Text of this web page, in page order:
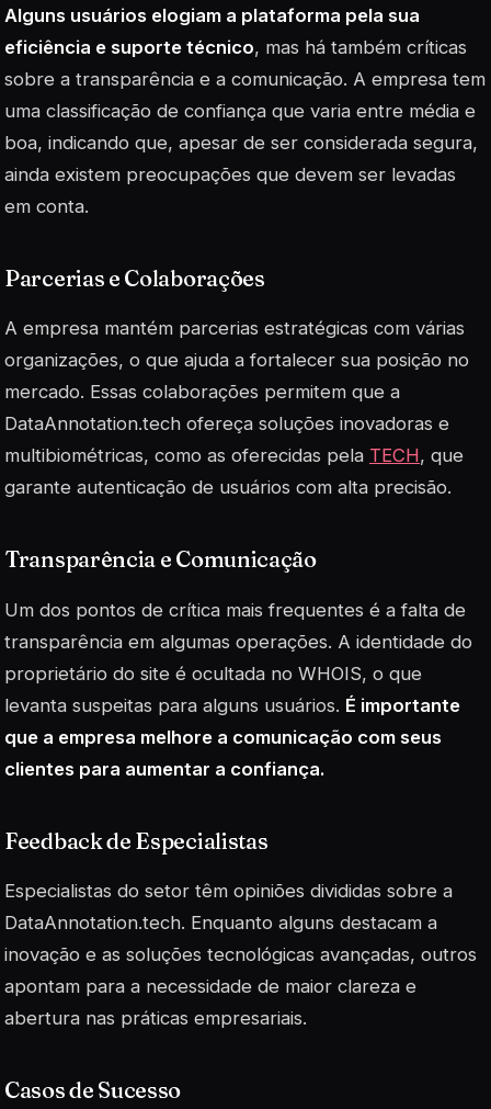
Alguns usuários elogiam a plataforma pela sua
eficiência e suporte técnico, mas há também críticas
sobre a transparência e a comunicação. A empresa tem
uma classificação de confiança que varia entre média e
boa, indicando que, apesar de ser considerada segura,
ainda existem preocupações que devem ser levadas
em conta.
Parcerias e Colaborações
A empresa mantém parcerias estratégicas com várias
organizações, o que ajuda a fortalecer sua posição no
mercado. Essas colaborações permitem que a
DataAnnotation.tech ofereça soluções inovadoras e
multibiométricas, como as oferecidas pela TECH, que
garante autenticação de usuários com alta precisão.
Transparência e Comunicação
Um dos pontos de crítica mais frequentes é a falta de
transparência em algumas operações. A identidade do
proprietário do site é ocultada no WHOIS, o que
levanta suspeitas para alguns usuários. É importante
que a empresa melhore a comunicação com seus
clientes para aumentar a confiança.
Feedback de Especialistas
Especialistas do setor têm opiniões divididas sobre a
DataAnnotation.tech. Enquanto alguns destacam a
inovação e as soluções tecnológicas avançadas, outros
apontam para a necessidade de maior clareza e
abertura nas práticas empresariais.
Casos de Sucesso